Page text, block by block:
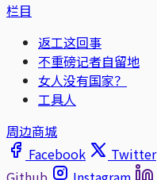
栏目
返工这回事
不重磅记者自留地
女人没有国家？
工具人
周边商城
Facebook
Twitter